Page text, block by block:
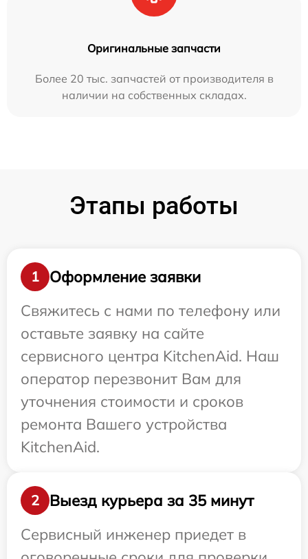
Оригинальные запчасти
Более 20 тыс. запчастей от производителя в
наличии на собственных складах.
Этапы работы
1
Оформление заявки
Свяжитесь с нами по телефону или
оставьте заявку на сайте
сервисного центра KitchenAid. Наш
оператор перезвонит Вам для
уточнения стоимости и сроков
ремонта Вашего устройства
KitchenAid.
2
Выезд курьера за 35 минут
Сервисный инженер приедет в